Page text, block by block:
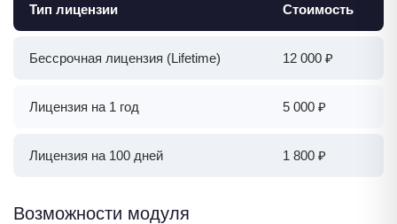
Тип лицензии Стоимость
Бессрочная лицензия (Lifetime) 12 000 ₽
Лицензия на 1 год 5 000 ₽
Лицензия на 100 дней 1 800 ₽
Возможности модуля